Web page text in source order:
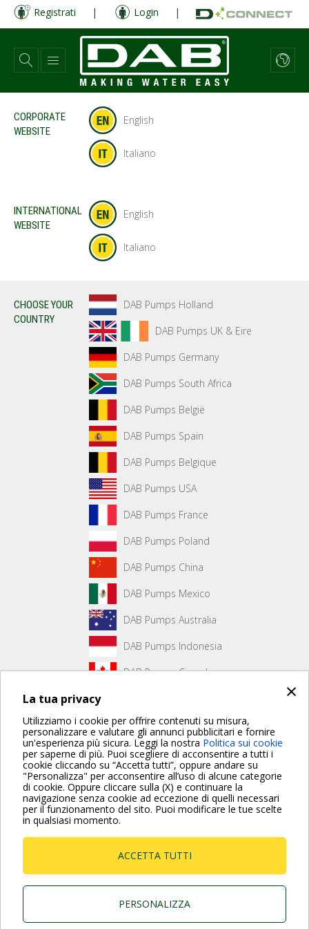
×
La tua privacy
Utilizziamo i cookie per offrire contenuti su misura,
personalizzare e valutare gli annunci pubblicitari e fornire
un'esperienza più sicura. Leggi la nostra Politica sui cookie
per saperne di più. Puoi scegliere di acconsentire a tutti i
cookie cliccando su “Accetta tutti”, oppure andare su
"Personalizza" per acconsentire all’uso di alcune categorie
di cookie. Oppure cliccare sulla (X) e continuare la
navigazione senza cookie ad eccezione di quelli necessari
per il funzionamento del sito. Puoi modificare le tue scelte
in qualsiasi momento.
ACCETTA TUTTI
PERSONALIZZA
Salta
contenuto
principale
Registrati | Login |
CORPORATE
WEBSITE
English
Italiano
INTERNATIONAL
WEBSITE
English
Italiano
CHOOSE YOUR
COUNTRY
DAB Pumps Holland
DAB Pumps UK & Eire
DAB Pumps Germany
DAB Pumps South Africa
DAB Pumps België
DAB Pumps Spain
DAB Pumps Belgique
DAB Pumps USA
DAB Pumps France
DAB Pumps Poland
DAB Pumps China
DAB Pumps Mexico
DAB Pumps Australia
DAB Pumps Indonesia
DAB Pumps Canada
Non è stato creato alcun contenuto per la prima pagina.
Per maggiori informazioni consulta anche le Domande più
Frequenti
P.I. 03675230282 - R.E.A. Padova N. 328200- Cap.